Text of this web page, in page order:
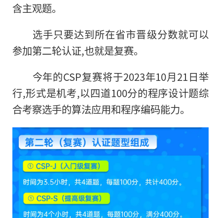
含主观题。
选手只要达到所在省市晋级分数就可以
参加第二轮认证,也就是复赛。
今年的CSP复赛将于2023年10月21日举
行,形式是机考,以四道100分的程序设计题综
合考察选手的算法应用和程序编码能力。